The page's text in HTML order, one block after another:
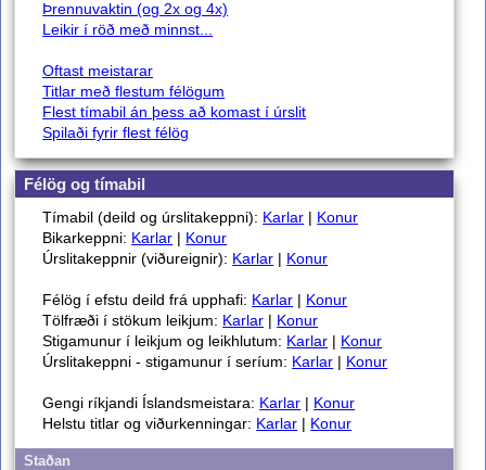
Þrennuvaktin (og 2x og 4x)
Leikir í röð með minnst...
Oftast meistarar
Titlar með flestum félögum
Flest tímabil án þess að komast í úrslit
Spilaði fyrir flest félög
Félög og tímabil
Tímabil (deild og úrslitakeppni): Karlar
Konur
Bikarkeppni: Karlar
Konur
Úrslitakeppnir (viðureignir): Karlar Konur
Félög í efstu deild frá upphafi: Karlar
Konur
Tölfræði í stökum leikjum: Karlar
Konur
Stigamunur í leikjum og leikhlutum: Karlar
Konur
Úrslitakeppni - stigamunur í seríum: Karlar Konur
Gengi ríkjandi Íslandsmeistara: Karlar
Konur
Helstu titlar og viðurkenningar: Karlar Konur
Staðan